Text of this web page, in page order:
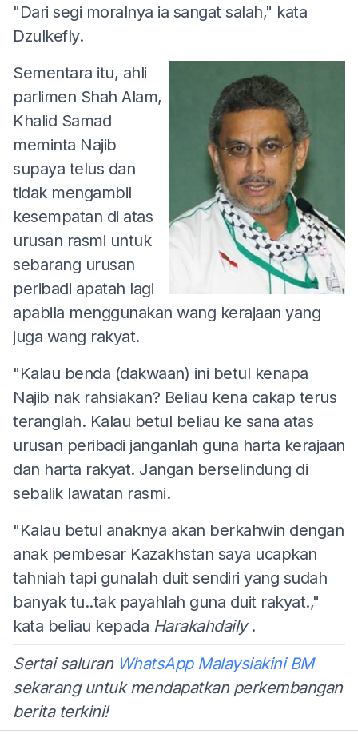
"Dari segi moralnya ia sangat salah," kata
Dzulkefly.
Sementara itu, ahli
parlimen Shah Alam,
Khalid Samad
meminta Najib
supaya telus dan
tidak mengambil
kesempatan di atas
urusan rasmi untuk
sebarang urusan
peribadi apatah lagi
apabila menggunakan wang kerajaan yang
juga wang rakyat.
"Kalau benda (dakwaan) ini betul kenapa
Najib nak rahsiakan? Beliau kena cakap terus
teranglah. Kalau betul beliau ke sana atas
urusan peribadi janganlah guna harta kerajaan
dan harta rakyat. Jangan berselindung di
sebalik lawatan rasmi.
"Kalau betul anaknya akan berkahwin dengan
anak pembesar Kazakhstan saya ucapkan
tahniah tapi gunalah duit sendiri yang sudah
banyak tu..tak payahlah guna duit rakyat.,"
kata beliau kepada Harakahdaily.
Sertai saluran WhatsApp Malaysiakini BM
sekarang untuk mendapatkan perkembangan
berita terkini!